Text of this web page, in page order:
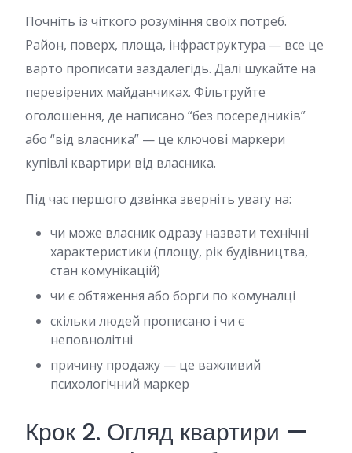
Почніть із чіткого розуміння своїх потреб.
Район, поверх, площа, інфраструктура — все це
варто прописати заздалегідь. Далі шукайте на
перевірених майданчиках. Фільтруйте
оголошення, де написано “без посередників”
або “від власника” — це ключові маркери
купівлі квартири від власника.
Під час першого дзвінка зверніть увагу на:
чи може власник одразу назвати технічні
характеристики (площу, рік будівництва,
стан комунікацій)
чи є обтяження або борги по комуналці
скільки людей прописано і чи є
неповнолітні
причину продажу — це важливий
психологічний маркер
Крок 2. Огляд квартири —